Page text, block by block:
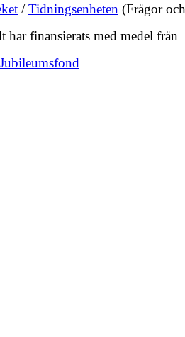
/Tidningsenheten (Frågor
har finansierats med medel från